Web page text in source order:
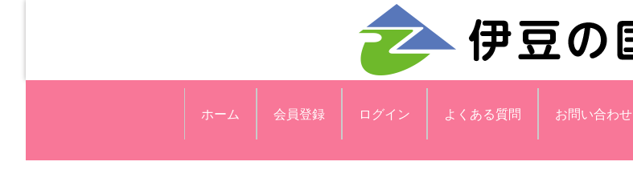
ホーム 会員登録 ログイン よくある質問 お問い合わせ